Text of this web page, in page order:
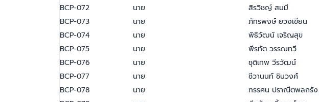
BCP-072
นาย สิรวิชญ์ สมมี
BCP-073
นาย ภัทรพงษ์ ยวงเขียน
BCP-074
นาย พิธิวัฒน์ เจริญสุข
BCP-075
นาย พีรทัต วรรณทวี
BCP-076
นาย ชุติเทพ วีรวัฒน์
BCP-077
นาย ชีวานนท์ ชินวงศ์
BCP-078
นาย ทรรศน ปราณีตพลกรัง